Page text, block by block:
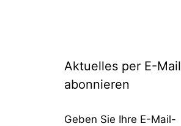
Aktuelles per E-Mail
abonnieren
Geben Sie Ihre E-Mail-